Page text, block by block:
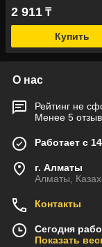
2 911 ₸
Купить
О нас
Рейтинг не
Менее 5
Работает с
г. Алматы
Алматы,
Контакты
Сегодня
Показать